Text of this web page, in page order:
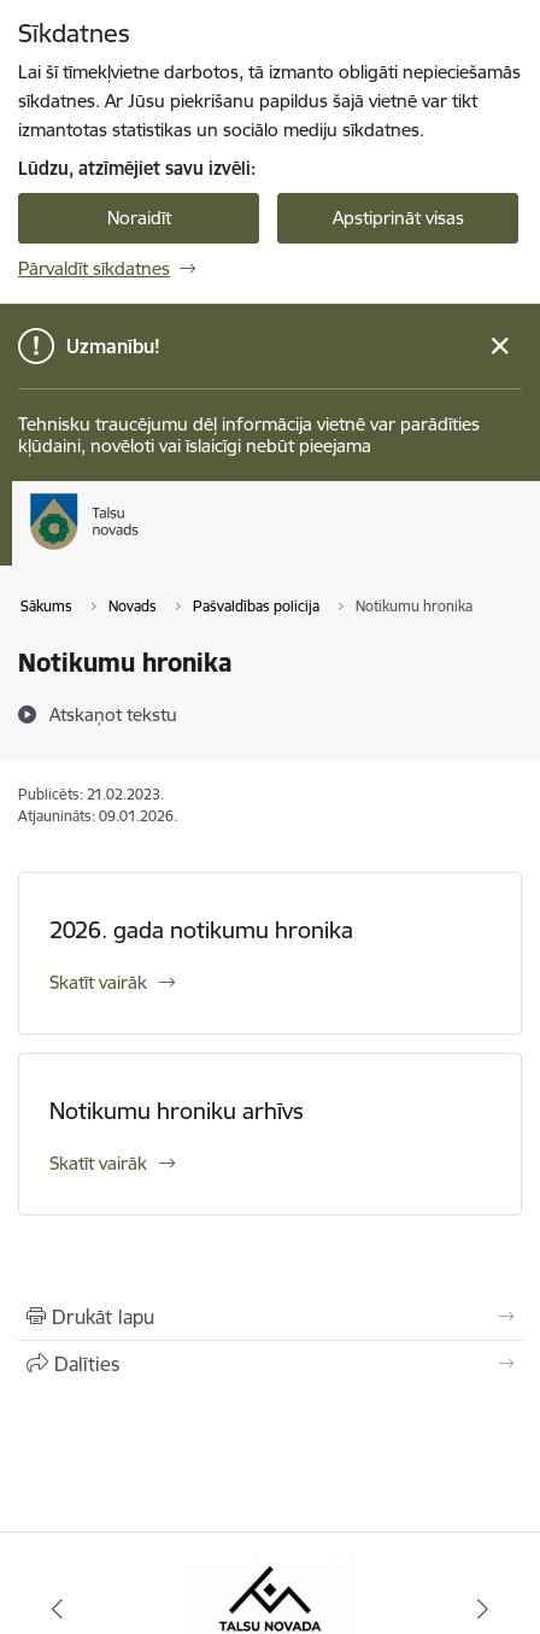
Sīkdatnes
Lai šī tīmekļvietne darbotos, tā izmanto obligāti nepieciešamās
sīkdatnes. Ar Jūsu piekrišanu papildus šajā vietnē var tikt
izmantotas statistikas un sociālo mediju sīkdatnes.
Lūdzu, atzīmējiet savu izvēli:
Noraidīt Apstiprināt visas
Pārvaldīt sīkdatnes
Uzmanību!
Tehnisku traucējumu dēļ informācija vietnē var parādīties
kļūdaini, novēloti vai īslaicīgi nebūt pieejama
Sākums Novads Pašvaldības policija Notikumu hronika
Notikumu hronika
Atskaņot tekstu
Publicēts: 21.02.2023.
Atjaunināts: 09.01.2026.
2026. gada notikumu hronika
Skatīt vairāk
Notikumu hroniku arhīvs
Skatīt vairāk
Drukāt lapu
Dalīties